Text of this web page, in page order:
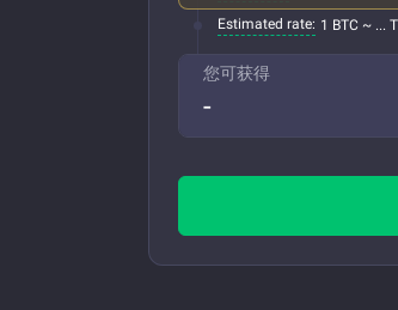
Estimated rate: 1 BTC ~ ...
您可获得